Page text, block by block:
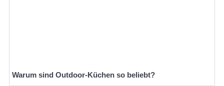
Warum sind Outdoor-Küchen so beliebt?